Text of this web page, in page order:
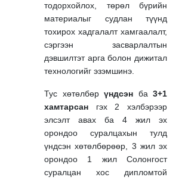
тодорхойлох, төрөл бүрийн
материалыг судлан түүнд
тохирох хадгалалт хамгаалалт,
сэргээн засварлалтын
дэвшилтэт арга болон дижитал
технологийг эзэмшинэ.
Тус хөтөлбөр үндсэн ба3+1
хамтарсан гэх 2 хэлбэрээр
элсэлт авах ба 4 жил эх
орондоо суралцахын тулд
үндсэн хөтөлбөрөөр, 3 жил эх
орондоо 1 жил Солонгост
суралцан хос дипломтой